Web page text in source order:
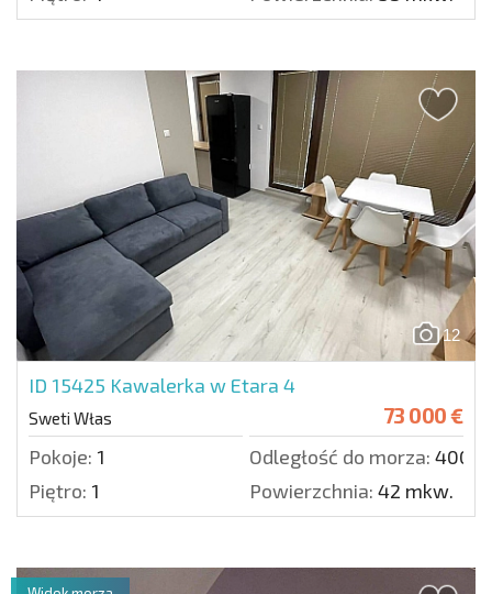
12
ID 15425 Kawalerka w Etara 4
Sweti Włas 73 000 €
Pokoje: 1 Odległość do morza: 400
Piętro: 1 Powierzchnia: 42 mkw.